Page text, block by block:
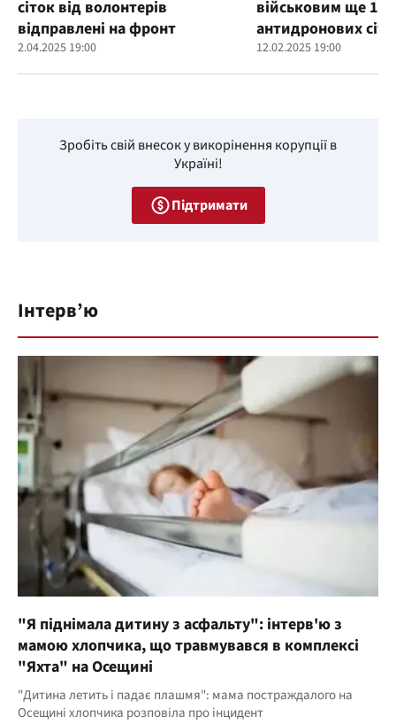
сіток від волонтерів
відправлені на фронт
2.04.2025 19:00
військовим ще
антидронових
12.02.2025 19:00
Зробіть свій внесок у викорінення корупції в
Україні!
Підтримати
Інтерв’ю
"Я піднімала дитину з асфальту": інтерв'ю з
мамою хлопчика, що травмувався в комплексі
"Яхта" на Осещині
"Дитина летить і падає плашмя": мама постраждалого на
Осещині хлопчика розповіла про інцидент